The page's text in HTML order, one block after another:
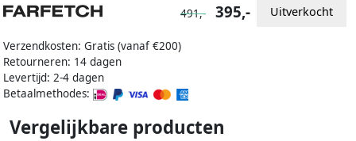
Verzendkosten: Gratis (vanaf €200)
Retourneren: 14 dagen
Levertijd: 2-4 dagen
Betaalmethodes:
491,- 395,- Uitverkocht
Vergelijkbare producten